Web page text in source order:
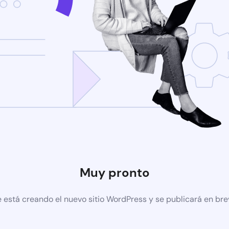
Muy pronto
está creando el nuevo sitio WordPress y se publicará en